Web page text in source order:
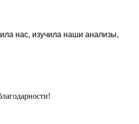
нас, изучила наши анализы,